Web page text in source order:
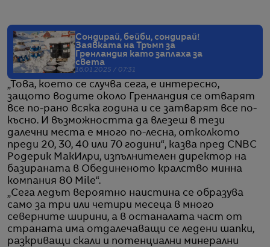
Сондирай, бейби, сондирай!
Заявката на Тръмп за
Гренландия като заплаха за
света
16.01.2025 / 07:31
„Това, което се случва сега, е интересно,
защото водите около Гренландия се отварят
все по-рано всяка година и се затварят все по-
късно. И възможността да влезеш в тези
далечни места е много по-лесна, отколкото
преди 20, 30, 40 или 70 години“, казва пред CNBC
Родерик МакИлри, изпълнителен директор на
базираната в Обединеното кралство минна
компания 80 Mile“.
„Сега ледът вероятно наистина се образува
само за три или четири месеца в много
северните ширини, а в останалата част от
страната има отдалечаващи се ледени шапки,
разкриващи скали и потенциални минерални